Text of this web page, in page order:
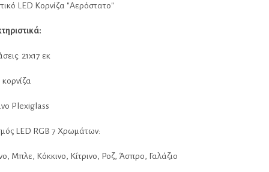
LED Κορνίζα "Αερόστατο"
21x17 εκ
Plexiglass
LED RGB 7 Χρωμάτων:
Μπλε, Κόκκινο, Κίτρινο, Ροζ, Άσπρο, Γαλάζιο